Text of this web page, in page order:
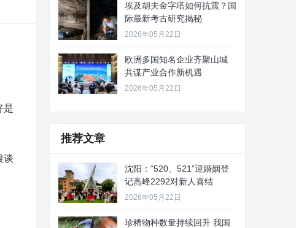
是
谈
埃及胡夫金字塔如何抗震？国
际最新考古研究揭秘
2026年05月22日
欧洲多国知名企业齐聚山城
共谋产业合作新机遇
2026年05月22日
推荐文章
沈阳：“520、521”迎婚姻登
记高峰2292对新人喜结
2026年05月22日
珍稀物种数量持续回升 我国